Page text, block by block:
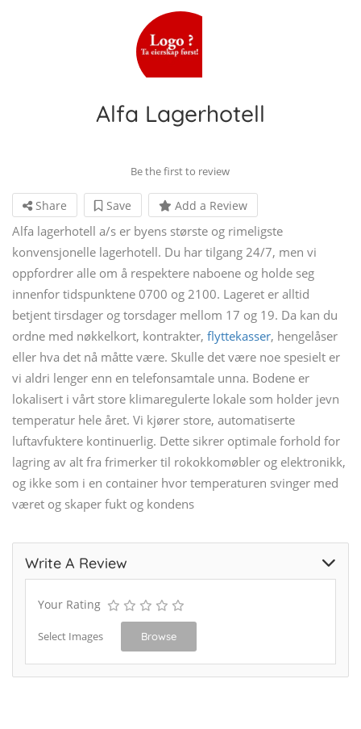
Alfa Lagerhotell
Be the first to review
Share Save Add a Review
Alfa lagerhotell a/s er byens største og rimeligste
konvensjonelle lagerhotell. Du har tilgang 24/7, men vi
oppfordrer alle om å respektere naboene og holde seg
innenfor tidspunktene 0700 og 2100. Lageret er alltid
betjent tirsdager og torsdager mellom 17 og 19. Da kan du
ordne med nøkkelkort, kontrakter, flyttekasser, hengelåser
eller hva det nå måtte være. Skulle det være noe spesielt er
vi aldri lenger enn en telefonsamtale unna. Bodene er
lokalisert i vårt store klimaregulerte lokale som holder jevn
temperatur hele året. Vi kjører store, automatiserte
luftavfuktere kontinuerlig. Dette sikrer optimale forhold for
lagring av alt fra frimerker til rokokkomøbler og elektronikk,
og ikke som i en container hvor temperaturen svinger med
været og skaper fukt og kondens
Write A Review
Your Rating
Select Images Browse